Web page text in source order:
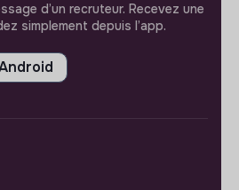
d’un recruteur. Recevez une
simplement depuis l’app.